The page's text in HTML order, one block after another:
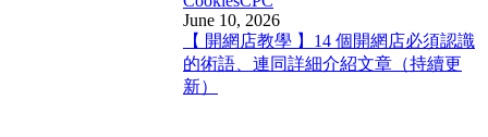
June 10, 2026
【 開網店教學 】14 個開網店必須認識
的術語、連同詳細介紹文章（持續更
新）